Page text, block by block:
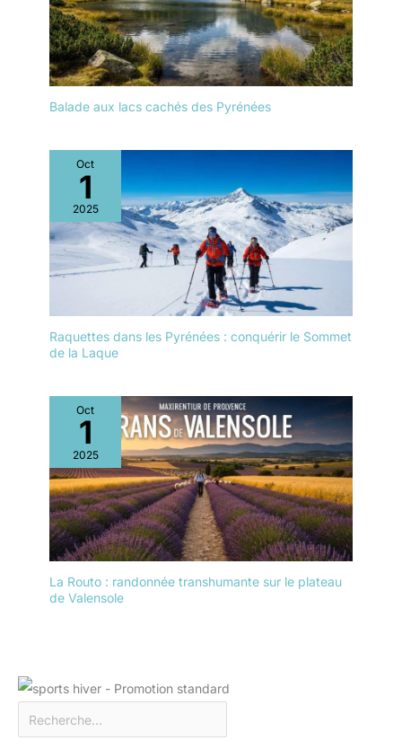
Balade aux lacs cachés des Pyrénées
Oct
1
2025
Raquettes dans les Pyrénées : conquérir le Sommet
de la Laque
Oct
1
2025
La Routo : randonnée transhumante sur le plateau
de Valensole